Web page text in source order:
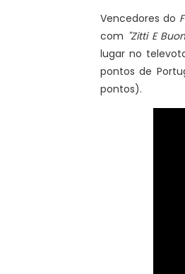
Vencedores do
com "Zitti E
lugar no
pontos de
pontos).